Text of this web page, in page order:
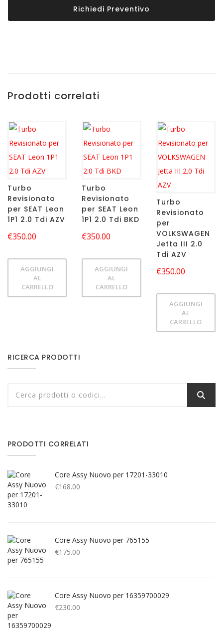
Richiedi Preventivo
Prodotti correlati
Turbo
Revisionato
per SEAT Leon
1P1 2.0 Tdi AZV
€350.00
AGGIUNGI
AL
CARRELLO
Turbo
Revisionato
per SEAT Leon
1P1 2.0 Tdi BKD
€350.00
AGGIUNGI
AL
CARRELLO
Turbo
Revisionato
per
VOLKSWAGEN
Jetta III 2.0
Tdi AZV
€350.00
AGGIUNGI
AL
CARRELLO
RICERCA PRODOTTI
PRODOTTI CORRELATI
Core Assy Nuovo per 17201-33010
€168.00
Core Assy Nuovo per 765155
€175.00
Core Assy Nuovo per 16359700029
€230.00